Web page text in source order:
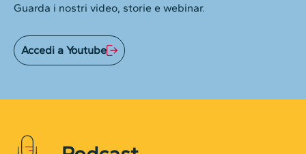
Guarda i nostri video, storie e webinar.
Accedi a Youtube